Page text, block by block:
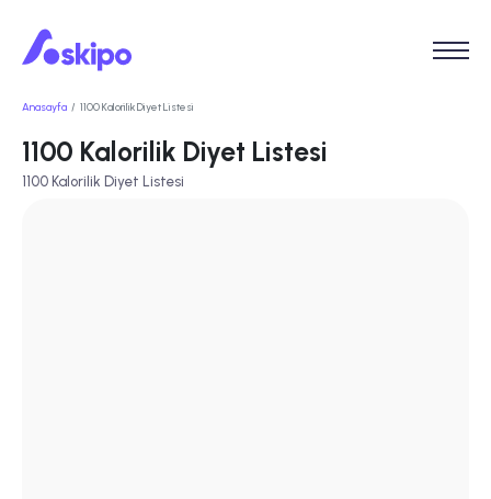
Anasayfa 1100 Kalorilik Diyet Listesi
1100 Kalorilik Diyet Listesi
1100 Kalorilik Diyet Listesi